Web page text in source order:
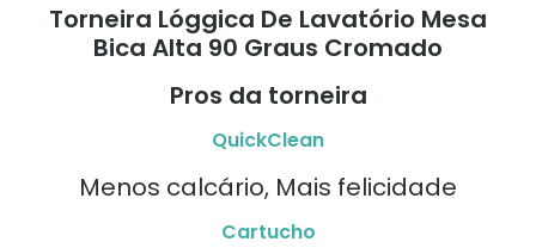
Torneira Lóggica De Lavatório Mesa
Bica Alta 90 Graus Cromado
Pros da torneira
QuickClean
Menos calcário, Mais felicidade
Cartucho